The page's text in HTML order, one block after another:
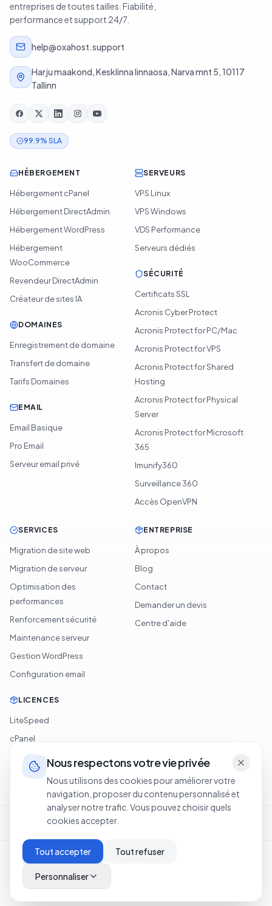
entreprises de toutes tailles. Fiabilité,
performance et support 24/7.
help@oxahost.support
Harju maakond, Kesklinna linnaosa, Narva mnt 5, 10117
Tallinn
99.9% SLA
HÉBERGEMENT
Hébergement cPanel
Hébergement DirectAdmin
Hébergement WordPress
Hébergement
WooCommerce
Revendeur DirectAdmin
Créateur de sites IA
DOMAINES
Enregistrement de domaine
Transfert de domaine
Tarifs Domaines
EMAIL
Email Basique
Pro Email
Serveur email privé
SERVEURS
VPS Linux
VPS Windows
VDS Performance
Serveurs dédiés
SÉCURITÉ
Certificats SSL
Acronis Cyber Protect
Acronis Protect for PC/Mac
Acronis Protect for VPS
Acronis Protect for Shared
Hosting
Acronis Protect for Physical
Server
Acronis Protect for Microsoft
365
Imunify360
Surveillance 360
Accès OpenVPN
SERVICES
Migration de site web
Migration de serveur
Optimisation des
performances
Renforcement sécurité
Maintenance serveur
Gestion WordPress
Configuration email
LICENCES
LiteSpeed
cPanel
JetBackup
ENTREPRISE
À propos
Blog
Contact
Demander un devis
Centre d'aide
Conditions d'utilisationPolitique de confidentialité
Politique de remboursement
2026 OXA NETWORKS OÜ
Tous droits réservés.
Hébergement en Suisse
Nous respectons votre vie privée
Nous utilisons des cookies pour améliorer votre
navigation, proposer du contenu personnalisé et
analyser notre trafic. Vous pouvez choisir quels
cookies accepter.
Tout accepter Tout refuser
Personnaliser